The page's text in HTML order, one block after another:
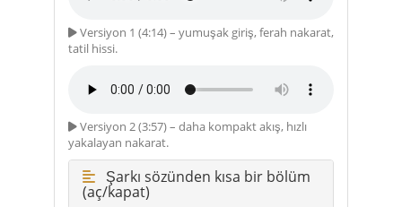
Versiyon 1 (4:14) – yumuşak giriş, ferah nakarat,
tatil hissi.
Versiyon 2 (3:57) – daha kompakt akış, hızlı
yakalayan nakarat.
Şarkı sözünden kısa bir bölüm
(aç/kapat)